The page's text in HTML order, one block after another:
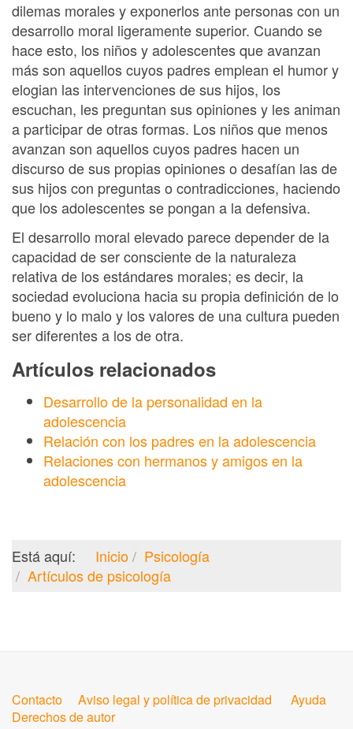
dilemas morales y exponerlos ante personas con un
desarrollo moral ligeramente superior. Cuando se
hace esto, los niños y adolescentes que avanzan
más son aquellos cuyos padres emplean el humor y
elogian las intervenciones de sus hijos, los
escuchan, les preguntan sus opiniones y les animan
a participar de otras formas. Los niños que menos
avanzan son aquellos cuyos padres hacen un
discurso de sus propias opiniones o desafían las de
sus hijos con preguntas o contradicciones, haciendo
que los adolescentes se pongan a la defensiva.
El desarrollo moral elevado parece depender de la
capacidad de ser consciente de la naturaleza
relativa de los estándares morales; es decir, la
sociedad evoluciona hacia su propia definición de lo
bueno y lo malo y los valores de una cultura pueden
ser diferentes a los de otra.
Artículos relacionados
Desarrollo de la personalidad en la
adolescencia
Relación con los padres en la adolescencia
Relaciones con hermanos y amigos en la
adolescencia
Está aquí: Inicio
Psicología
Artículos de psicología
Contacto Aviso legal y política de privacidad
Ayuda
Derechos de autor